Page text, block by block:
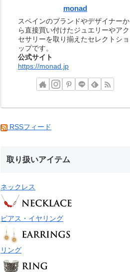
monad
スペインのブランドやデザイナーか
ら直接買い付けたジュエリーやアク
セサリーを取り揃えたセレクトショ
ップです。
公式サイト
https://monad.jp
RSSフィード
取り扱いアイテム
ネックレス
ピアス・イヤリング
リング